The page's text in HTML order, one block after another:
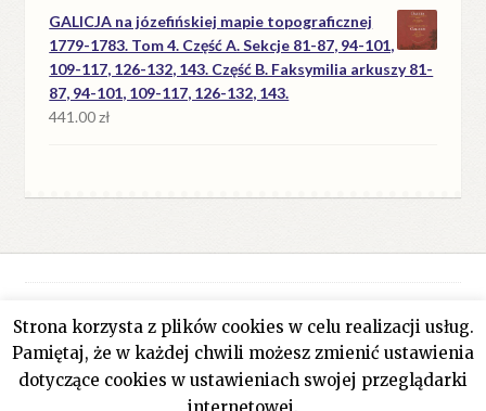
GALICJA na józefińskiej mapie topograficznej
1779-1783. Tom 4. Część A. Sekcje 81-87, 94-101,
109-117, 126-132, 143. Część B. Faksymilia arkuszy 81-
87, 94-101, 109-117, 126-132, 143.
441.00zł
© Antykwariat Filar 2026
Polityka prywatności
Stworzone z WooCommerce.
Strona korzysta z plików cookies w celu realizacji usług.
Pamiętaj, że w każdej chwili możesz zmienić ustawienia
dotyczące cookies w ustawieniach swojej przeglądarki